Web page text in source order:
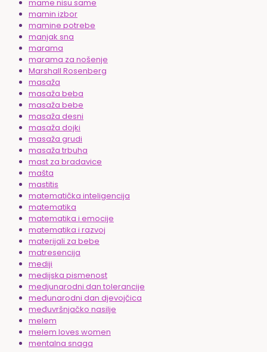
mame nisu same
mamin izbor
mamine potrebe
manjak sna
marama
marama za nošenje
Marshall Rosenberg
masaža
masaža beba
masaža bebe
masaža desni
masaža dojki
masaža grudi
masaža trbuha
mast za bradavice
mašta
mastitis
matematička inteligencija
matematika
matematika i emocije
matematika i razvoj
materijali za bebe
matresencija
mediji
medijska pismenost
medjunarodni dan tolerancije
međunarodni dan djevojčica
međuvršnjačko nasilje
melem
melem loves women
mentalna snaga